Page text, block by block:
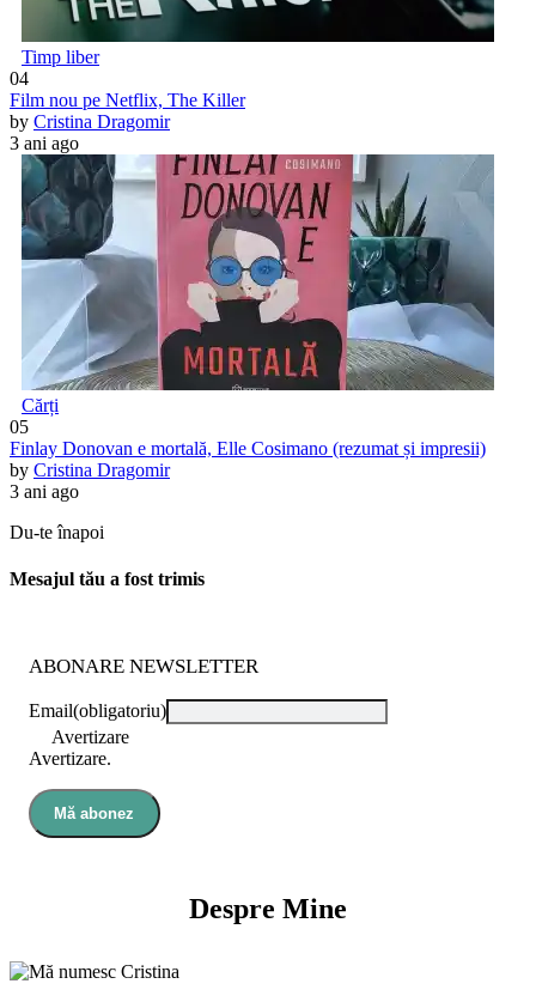
Timp liber
04
Film nou pe Netflix, The Killer
by Cristina Dragomir
3 ani ago
Cărți
05
Finlay Donovan e mortală, Elle Cosimano (rezumat și impresii)
by Cristina Dragomir
3 ani ago
Du-te înapoi
Mesajul tău a fost trimis
ABONARE NEWSLETTER
Email(obligatoriu)
Avertizare
Avertizare.
Mă abonez
Despre Mine